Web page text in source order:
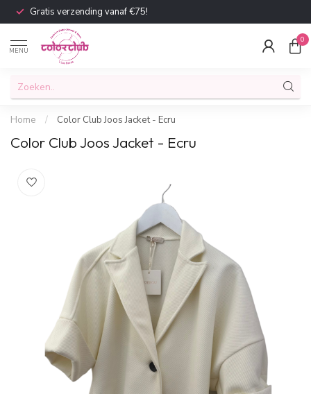
Gratis verzending vanaf €75!
MENU
0
Home / Color Club Joos Jacket - Ecru
Color Club Joos Jacket - Ecru